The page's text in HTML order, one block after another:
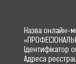
Назва онлайн-
Ідентифікатор
Адреса